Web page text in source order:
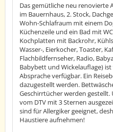
Das gemütliche neu renovierte
im Bauernhaus, 2. Stock,
Wohn-Schlafraum mit einem
Küchenzeile und ein Bad mit
Kochplatten mit Backrohr,
Wasser-, Eierkocher, Toaster,
Flachbildfernseher, Radio,
Babybett und Wickelauflage)
Absprache verfügbar. Ein
dazugestellt werden.
Geschirrtücher werden
vom DTV mit 3 Sternen
sind für Allergiker geeignet,
Haustiere aufnehmen!